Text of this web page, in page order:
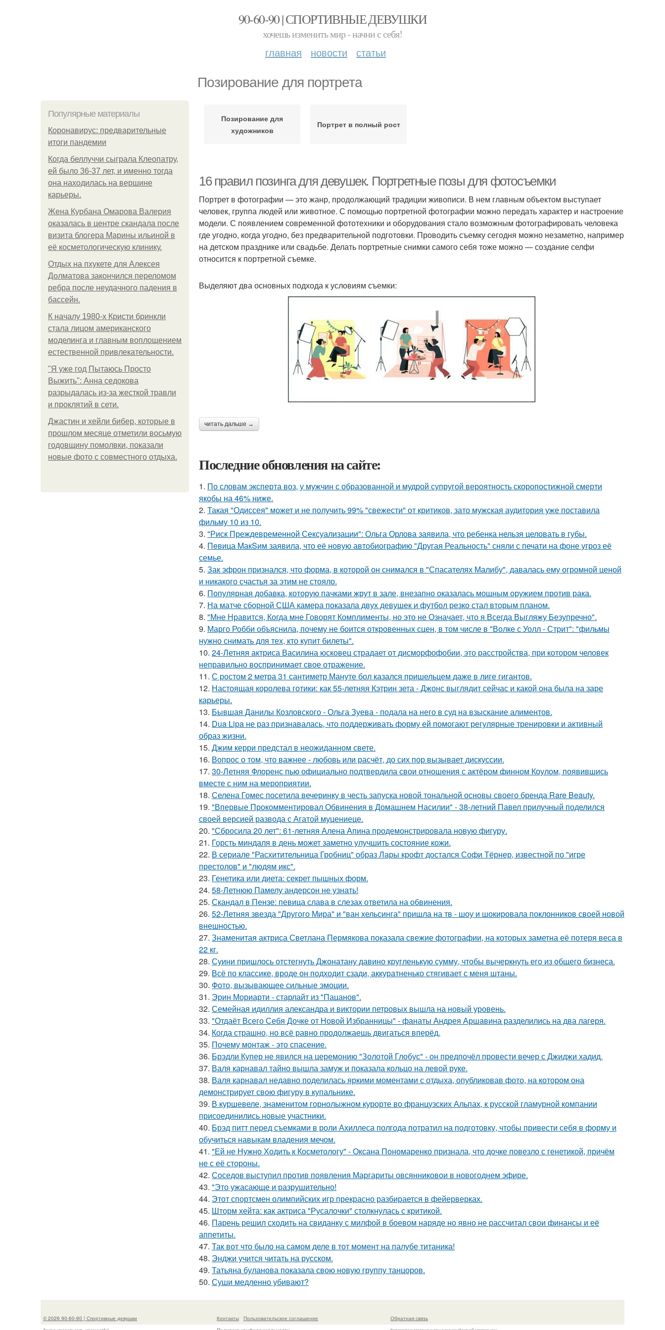
90-60-90 | СПОРТИВНЫЕ ДЕВУШКИ
хочешь изменить мир - начни с себя!
главная новости статьи
Позирование для портрета
Популярные материалы
Коронавирус: предварительные
итоги пандемии
Когда беллуччи сыграла Клеопатру,
ей было 36-37 лет, и именно тогда
она находилась на вершине
карьеры.
Жена Курбана Омарова Валерия
оказалась в центре скандала после
визита блогера Марины ильиной в
её косметологическую клинику.
Отдых на пхукете для Алексея
Долматова закончился переломом
ребра после неудачного падения в
бассейн.
К началу 1980-х Кристи бринкли
стала лицом американского
моделинга и главным воплощением
естественной привлекательности.
"Я уже год Пытаюсь Просто
Выжить": Анна седокова
разрыдалась из-за жесткой травли
и проклятий в сети.
Джастин и хейли бибер, которые в
прошлом месяце отметили восьмую
годовщину помолвки, показали
новые фото с совместного отдыха.
Позирование для
художников
Портрет в полный рост
16 правил позинга для девушек. Портретные позы для фотосъемки
Портрет в фотографии — это жанр, продолжающий традиции живописи. В нем главным объектом выступает
человек, группа людей или животное. С помощью портретной фотографии можно передать характер и настроение
модели. С появлением современной фототехники и оборудования стало возможным фотографировать человека
где угодно, когда угодно, без предварительной подготовки. Проводить съемку сегодня можно незаметно, например
на детском празднике или свадьбе. Делать портретные снимки самого себя тоже можно — создание селфи
относится к портретной съемке.
Выделяют два основных подхода к условиям съемки:
читать дальше →
Последние обновления на сайте:
1. По словам эксперта воз, у мужчин с образованной и мудрой супругой вероятность скоропостижной смерти
якобы на 46% ниже.
2. Такая "Одиссея" может и не получить 99% "свежести" от критиков, зато мужская аудитория уже поставила
фильму 10 из 10.
3. "Риск Преждевременной Сексуализации": Ольга Орлова заявила, что ребенка нельзя целовать в губы.
4. Пeвица MакSим заявила, что её новую автобиографию "Другая Реальность" сняли с печати на фоне угроз её
семье.
5. Зак эфрон признался, что форма, в которой он снимался в "Спасателях Малибу", давалась ему огромной ценой
и никакого счастья за этим не стояло.
6. Популярная добавка, которую пачками жрут в зале, внезапно оказалась мощным оружием против рака.
7. На матче сборной США камера показала двух девушек и футбол резко стал вторым планом.
8. "Мне Нравится, Когда мне Говорят Комплименты, но это не Означает, что я Всегда Выгляжу Безупречно".
9. Марго Робби объяснила, почему не боится откровенных сцен, в том числе в "Волке с Уолл - Стрит": "фильмы
нужно снимать для тех, кто купит билеты".
10. 24-Летняя актриса Василина юсковец страдает от дисморфофобии, это расстройства, при котором человек
неправильно воспринимает свое отражение.
11. С ростом 2 метра 31 сантиметр Мануте бол казался пришельцем даже в лиге гигантов.
12. Настоящая королева готики: как 55-летняя Кэтрин зета - Джонс выглядит сейчас и какой она была на заре
карьеры.
13. Бывшая Данилы Козловского - Ольга Зуева - подала на него в суд на взыскание алиментов.
14. Dua Lipa не раз признавалась, что поддерживать форму ей помогают регулярные тренировки и активный
образ жизни.
15. Джим керри предстал в неожиданном свете.
16. Вопрос о том, что важнее - любовь или расчёт, до сих пор вызывает дискуссии.
17. 30-Летняя Флоренс пью официально подтвердила свои отношения с актёром финном Коулом, появившись
вместе с ним на мероприятии.
18. Селена Гомес посетила вечеринку в честь запуска новой тональной основы своего бренда Rare Beauty.
19. "Впервые Прокомментировал Обвинения в Домашнем Насилии" - 38-летний Павел прилучный поделился
своей версией развода с Агатой муцениеце.
20. "Сбросила 20 лет": 61-летняя Алена Апина продемонстрировала новую фигуру.
21. Горсть миндаля в день может заметно улучшить состояние кожи.
22. В сериале "Расхитительница Гробниц" образ Лары крофт достался Софи Тёрнер, известной по "игре
престолов" и "людям икс".
23. Генетика или диета: секрет пышных форм.
24. 58-Летнюю Памелу андерсон не узнать!
25. Скандал в Пензе: певица слава в слезах ответила на обвинения.
26. 52-Летняя звезда "Другого Мира" и "ван хельсинга" пришла на тв - шоу и шокировала поклонников своей новой
внешностью.
27. Знаменитая актриса Светлана Пермякова показала свежие фотографии, на которых заметна её потеря веса в
22 кг.
28. Суини пришлось отстегнуть Джонатану давино кругленькую сумму, чтобы вычеркнуть его из общего бизнеса.
29. Всё по классике, вроде он подходит сзади, аккуратненько стягивает с меня штаны.
30. Фото, вызывающее сильные эмоции.
31. Эрин Мориарти - старлайт из "Пацанов".
32. Семейная идиллия александра и виктории петровых вышла на новый уровень.
33. "Отдаёт Всего Себя Дочке от Новой Избранницы" - фанаты Андрея Аршавина разделились на два лагеря.
34. Когда страшно, но всё равно продолжаешь двигаться вперёд.
35. Почему монтаж - это спасение.
36. Брэдли Купер не явился на церемонию "Золотой Глобус" - он предпочёл провести вечер с Джиджи хадид.
37. Валя карнавал тайно вышла замуж и показала кольцо на левой руке.
38. Валя карнавал недавно поделилась яркими моментами с отдыха, опубликовав фото, на котором она
демонстрирует свою фигуру в купальнике.
39. В куршевеле, знаменитом горнолыжном курорте во французских Альпах, к русской гламурной компании
присоединились новые участники.
40. Брэд питт перед съемками в роли Ахиллеса полгода потратил на подготовку, чтобы привести себя в форму и
обучиться навыкам владения мечом.
41. "Ей не Нужно Ходить к Косметологу" - Оксана Пономаренко признала, что дочке повезло с генетикой, причём
не с её стороны.
42. Соседов выступил против появления Маргариты овсянниковои в новогоднем эфире.
43. "Это ужасающе и разрушительно!
44. Этот спортсмен олимпийских игр прекрасно разбирается в фейерверках.
45. Шторм хейта: как актриса "Русалочки" столкнулась с критикой.
46. Парень решил сходить на свиданку с милфой в боевом наряде но явно не рассчитал свои финансы и её
аппетиты.
47. Так вот что было на самом деле в тот момент на палубе титаника!
48. Энджи учится читать на русском.
49. Татьяна буланова показала свою новую группу танцоров.
50. Суши медленно убивают?
© 2026 90-60-90 | Спортивные девушки Контакты
Пользовательское соглашение
Обратная связь